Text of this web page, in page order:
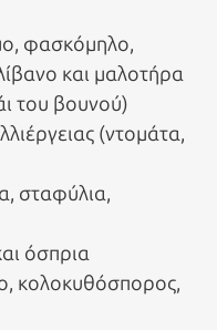
φασκόμηλο,
και μαλοτήρα
του βουνού)
(ντομάτα,
σταφύλια,
όσπρια
κολοκυθόσπορος,